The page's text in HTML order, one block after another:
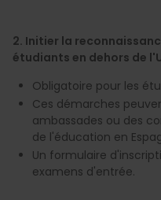
2️. Initier la
étudiants en dehors de
Obligatoire pour les
Ces démarches
ambassades ou des
de l'éducation en
Un formulaire
examens d'entrée.